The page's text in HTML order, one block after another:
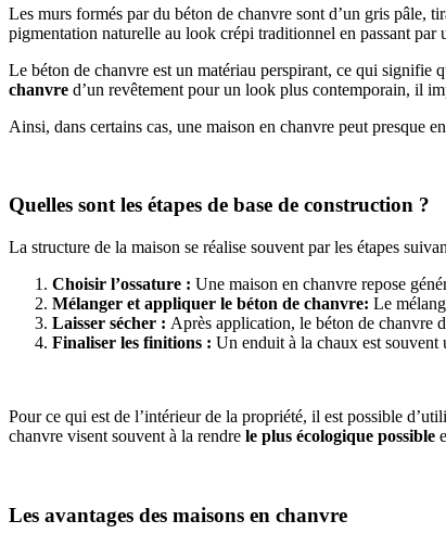
Les murs formés par du béton de chanvre sont d’un gris pâle,
pigmentation naturelle au look crépi traditionnel en passant par
Le béton de chanvre est un matériau perspirant, ce qui signifie
chanvre d’un revêtement pour un look plus contemporain, il
Ainsi, dans certains cas, une maison en chanvre peut presque
Quelles sont les étapes de base de construction ?
La structure de la maison se réalise souvent par les étapes
Choisir l’ossature : Une maison en chanvre repose
Mélanger et appliquer le béton de chanvre: Le
Laisser sécher : Après application, le béton de chanvre
Finaliser les finitions : Un enduit à la chaux est
Pour ce qui est de l’intérieur de la propriété, il est possible
chanvre visent souvent à la rendre le plus écologique possible
Les avantages des maisons en chanvre